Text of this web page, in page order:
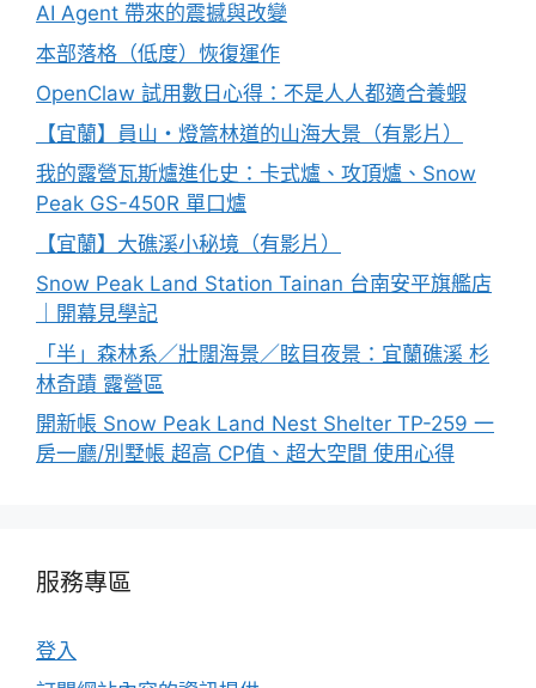
AI Agent 帶來的震撼與改變
本部落格（低度）恢復運作
OpenClaw 試用數日心得：不是人人都適合養蝦
【宜蘭】員山・燈篙林道的山海大景（有影片）
我的露營瓦斯爐進化史：卡式爐、攻頂爐、Snow
Peak GS-450R 單口爐
【宜蘭】大礁溪小秘境（有影片）
Snow Peak Land Station Tainan 台南安平旗艦店
｜開幕見學記
「半」森林系／壯闊海景／眩目夜景：宜蘭礁溪 杉
林奇蹟 露營區
開新帳 Snow Peak Land Nest Shelter TP-259 一
房一廳/別墅帳 超高 CP值、超大空間 使用心得
服務專區
登入